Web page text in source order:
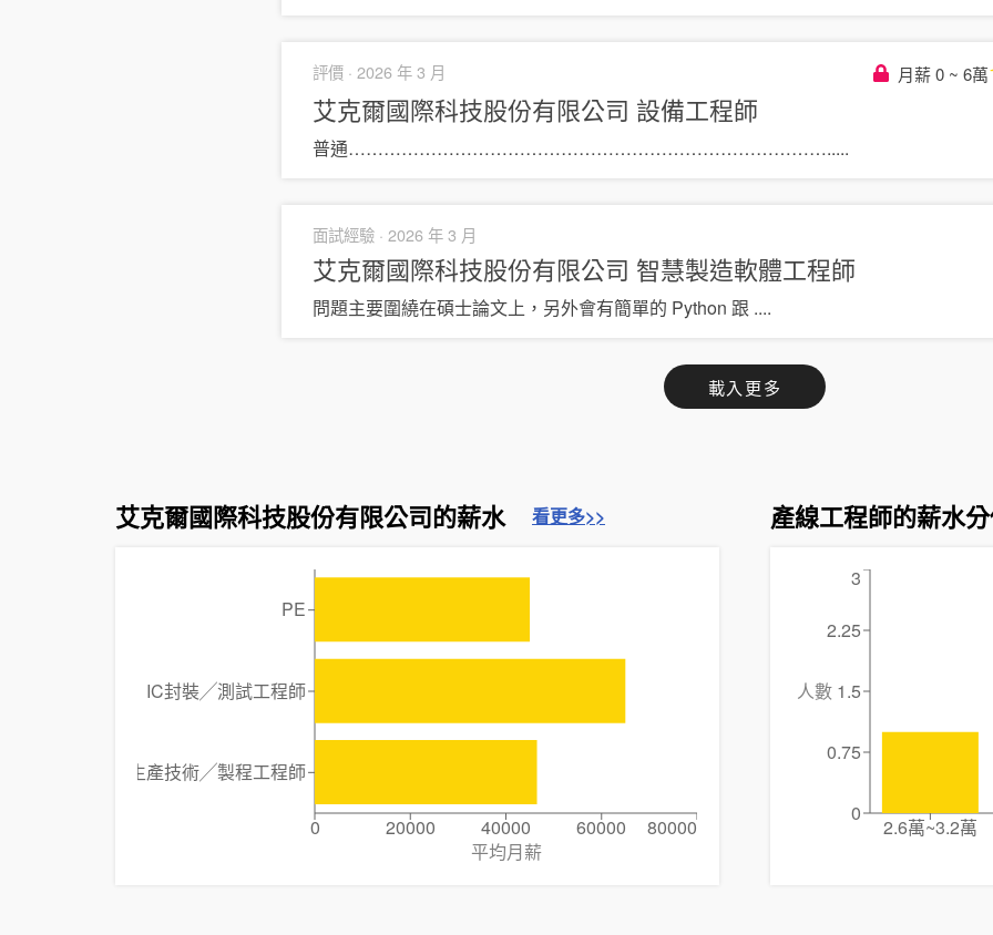
評價 · 2026 年 3 月 月薪 0 ~ 6萬
艾克爾國際科技股份有限公司 設備工程師
普通……………………………………………………………………….....
面試經驗 · 2026 年 3 月
艾克爾國際科技股份有限公司 智慧製造軟體工程師
問題主要圍繞在碩士論文上，另外會有簡單的 Python 跟 ....
載入更多
艾克爾國際科技股份有限公司的薪水 看更多>>
0 20000 40000 60000
80000
平均月薪
PE
IC封裝╱測試工程師
生產技術╱製程工程師
產線工程師的薪水
2.6萬~3.2萬
0
0.75
1.5
2.25
3
人數